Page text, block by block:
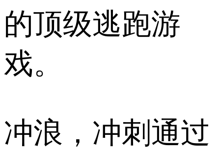
的顶级逃跑游
戏。
冲浪，冲刺通过